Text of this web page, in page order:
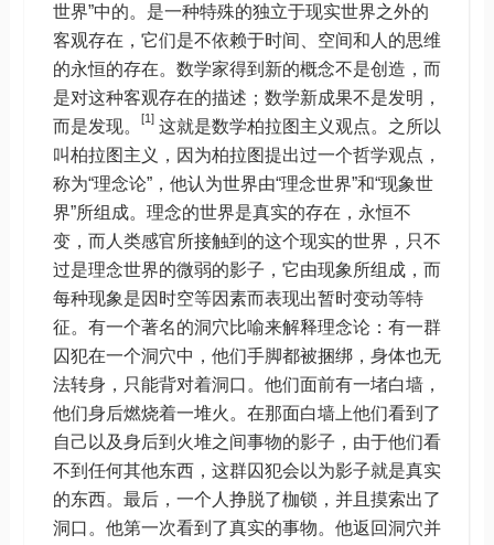
世界”中的。是一种特殊的独立于现实世界之外的
客观存在，它们是不依赖于时间、空间和人的思维
的永恒的存在。数学家得到新的概念不是创造，而
是对这种客观存在的描述；数学新成果不是发明，
而是发现。
[1]这就是数学柏拉图主义观点。之所以
叫柏拉图主义，因为柏拉图提出过一个哲学观点，
称为“理念论”，他认为世界由“理念世界”和“现象世
界”所组成。理念的世界是真实的存在，永恒不
变，而人类感官所接触到的这个现实的世界，只不
过是理念世界的微弱的影子，它由现象所组成，而
每种现象是因时空等因素而表现出暂时变动等特
征。有一个著名的洞穴比喻来解释理念论：有一群
囚犯在一个洞穴中，他们手脚都被捆绑，身体也无
法转身，只能背对着洞口。他们面前有一堵白墙，
他们身后燃烧着一堆火。在那面白墙上他们看到了
自己以及身后到火堆之间事物的影子，由于他们看
不到任何其他东西，这群囚犯会以为影子就是真实
的东西。最后，一个人挣脱了枷锁，并且摸索出了
洞口。他第一次看到了真实的事物。他返回洞穴并